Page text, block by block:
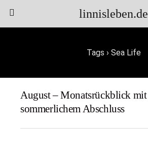
linnisleben.de
Tags › Sea Life
August – Monatsrückblick mit
sommerlichem Abschluss